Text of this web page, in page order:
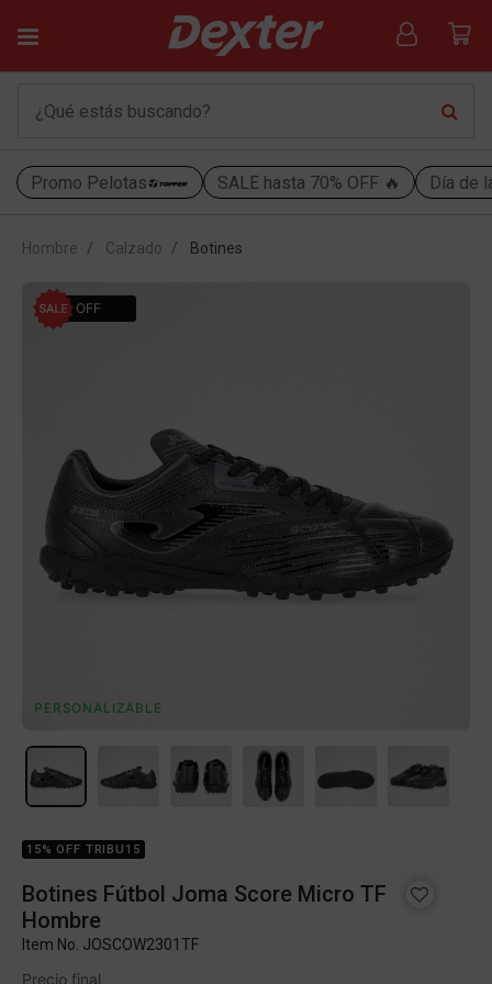
Promo Pelotas SALE hasta 70% OFF 🔥 Día de
Hombre Calzado Botines
40% OFF
PERSONALIZABLE
15% OFF TRIBU15
Botines Fútbol Joma Score Micro TF
Hombre
Item No. JOSCOW2301TF
Precio final